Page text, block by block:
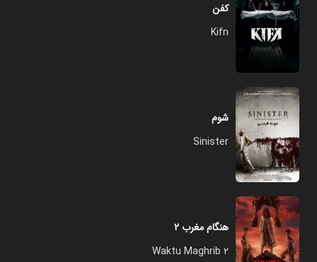
کفن
Kifn
شوم
Sinister
هنگام مغرب ۲
Waktu Maghrib 2